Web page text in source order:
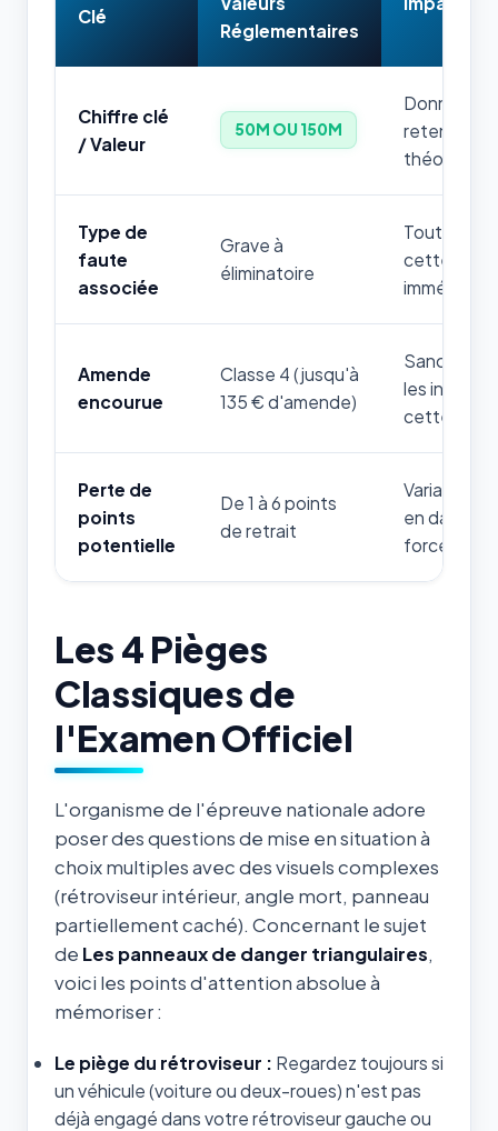
Clé
Réglementaires
Chiffre clé
/ Valeur
50M OU 150M
Donnée
retenir par
théorique.
Type de
faute
associée
Grave à
éliminatoire
Toute
cette
Amende
encourue
Classe 4 (jusqu'à
135 € d'amende)
Sanction
les
cette
Perte de
points
potentielle
De 1 à 6 points
de retrait
Variable
en danger
forces de
Les 4 Pièges
Classiques de
l'Examen Officiel
L'organisme de l'épreuve nationale adore
poser des questions de mise en situation à
choix multiples avec des visuels complexes
(rétroviseur intérieur, angle mort, panneau
partiellement caché). Concernant le sujet
de Les panneaux de danger triangulaires,
voici les points d'attention absolue à
mémoriser :
Le piège du rétroviseur : Regardez toujours si
un véhicule (voiture ou deux-roues) n'est pas
déjà engagé dans votre rétroviseur gauche ou